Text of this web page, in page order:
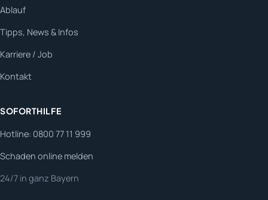
Ablauf
Tipps, News & Infos
Karriere / Job
Kontakt
SOFORTHILFE
Hotline: 0800 77 11 999
Schaden online melden
24/7 in ganz Bayern